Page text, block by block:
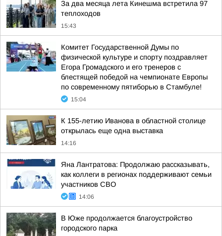
За два месяца лета Кинешма встретила 97
теплоходов
15:43
Комитет Государственной Думы по
физической культуре и спорту поздравляет
Егора Громадского и его тренеров с
блестящей победой на чемпионате Европы
по современному пятиборью в Стамбуле!
15:04
К 155-летию Иванова в областной столице
открылась еще одна выставка
14:16
Яна Лантратова: Продолжаю рассказывать,
как коллеги в регионах поддерживают семьи
участников СВО
14:06
В Юже продолжается благоустройство
городского парка